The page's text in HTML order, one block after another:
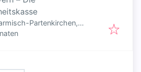
Partenkirchen,
: